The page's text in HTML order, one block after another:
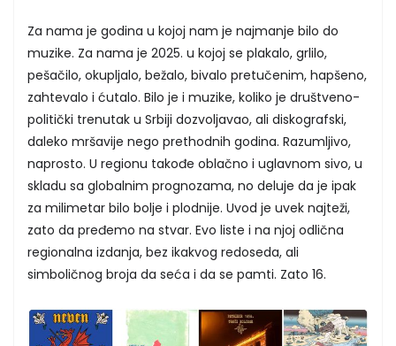
Za nama je godina u kojoj nam je najmanje bilo do
muzike. Za nama je 2025. u kojoj se plakalo, grlilo,
pešačilo, okupljalo, bežalo, bivalo pretučenim, hapšeno,
zahtevalo i ćutalo. Bilo je i muzike, koliko je društveno-
politički trenutak u Srbiji dozvoljavao, ali diskografski,
daleko mršavije nego prethodnih godina. Razumljivo,
naprosto. U regionu takođe oblačno i uglavnom sivo, u
skladu sa globalnim prognozama, no deluje da je ipak
za milimetar bilo bolje i plodnije. Uvod je uvek najteži,
zato da pređemo na stvar. Evo liste i na njoj odlična
regionalna izdanja, bez ikakvog redoseda, ali
simboličnog broja da seća i da se pamti. Zato 16.